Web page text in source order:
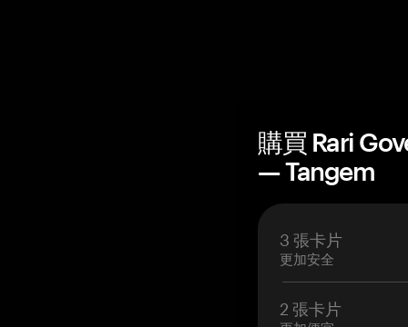
購買 Rari
— Tangem
3 張卡片
更加安全
2 張卡片